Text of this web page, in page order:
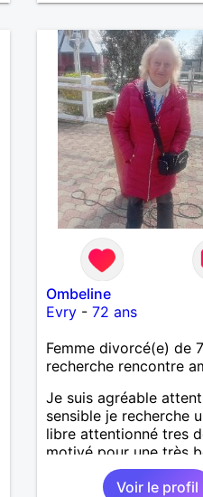
Ombeline
Evry- 72 ans
Femme divorcé(e) de
recherche rencontre
Je suis agréable
sensible je recherche
libre attentionné tres
motivé pour une très
longue histoire
Voir le profil